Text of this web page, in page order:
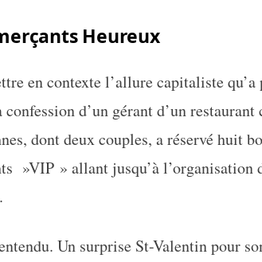
Heureux
en contexte l’allure capitaliste
d’un gérant d’un
dont deux couples, a réservé huit
»VIP » allant jusqu’à l’organisation
Un surprise St-Valentin pour